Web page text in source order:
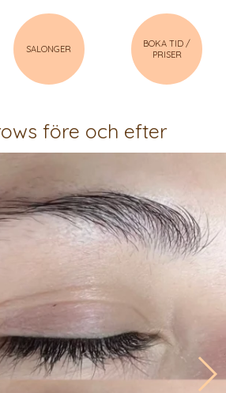
SALONGER
BOKA TID /
PRISER
före och efter